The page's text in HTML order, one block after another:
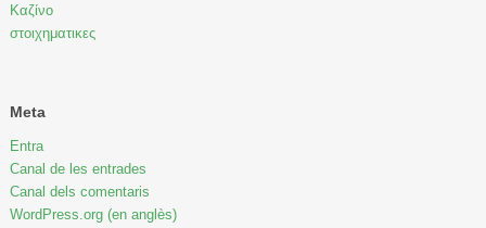
Καζίνο
στοιχηματικες
Meta
Entra
Canal de les entrades
Canal dels comentaris
WordPress.org (en anglès)